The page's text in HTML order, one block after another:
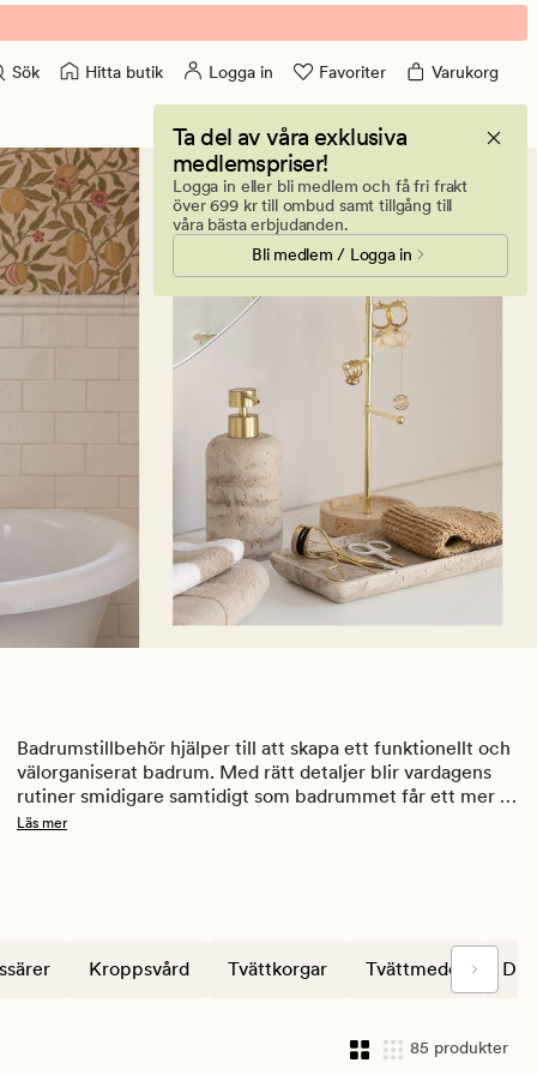
Sök Hitta butik Logga in Favoriter Varukorg
Ta del av våra exklusiva
medlemspriser!
Logga in eller bli medlem och få fri frakt
över 699 kr till ombud samt tillgång till
våra bästa erbjudanden.
Bli medlem / Logga in
Badrumstillbehör hjälper till att skapa ett funktionellt och
välorganiserat badrum. Med rätt detaljer blir vardagens
rutiner smidigare samtidigt som badrummet får ett mer
genomtänkt helhetsintryck.
Läs mer
Kroppsvård Tvättkorgar Tvättmedel
85 produkter